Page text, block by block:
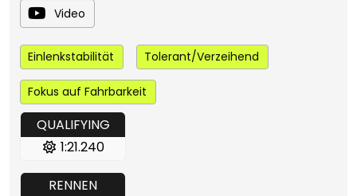
Video
Einlenkstabilität Tolerant/Verzeihend
Fokus auf Fahrbarkeit
QUALIFYING
1:21.240
RENNEN